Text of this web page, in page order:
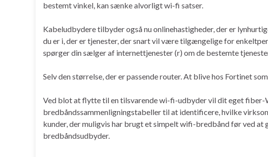
bestemt vinkel, kan sænke alvorligt wi-fi satser.
Kabeludbydere tilbyder også nu onlinehastigheder, der er
du er i, der er tjenester, der snart vil være tilgængelige for
spørger din sælger af internettjenester (r) om de bestemte
Selv den størrelse, der er passende router. At blive hos Fortinet
Ved blot at flytte til en tilsvarende wi-fi-udbyder vil dit eget fiber-
bredbåndssammenligningstabeller til at identificere, hvilke
kunder, der muligvis har brugt et simpelt wifi-bredbånd før ved at
bredbåndsudbyder.